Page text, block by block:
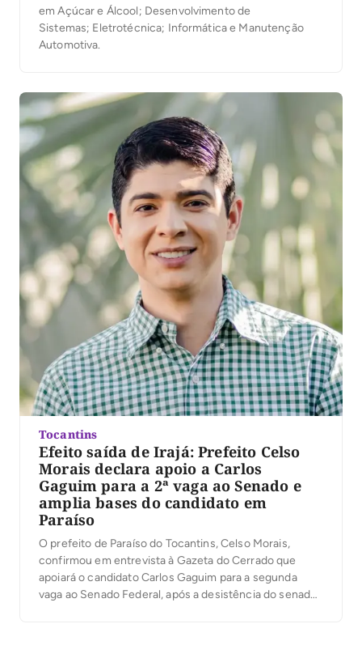
em Açúcar e Álcool; Desenvolvimento de
Sistemas; Eletrotécnica; Informática e Manutenção
Automotiva.
Tocantins
Efeito saída de Irajá: Prefeito Celso
Morais declara apoio a Carlos
Gaguim para a 2ª vaga ao Senado e
amplia bases do candidato em
Paraíso
O prefeito de Paraíso do Tocantins, Celso Morais,
confirmou em entrevista à Gazeta do Cerrado que
apoiará o candidato Carlos Gaguim para a segunda
vaga ao Senado Federal, após a desistência do senador